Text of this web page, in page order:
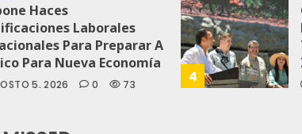
Haces
Laborales
Para Preparar A
Para Nueva Economía
5, 2026 0 73 4